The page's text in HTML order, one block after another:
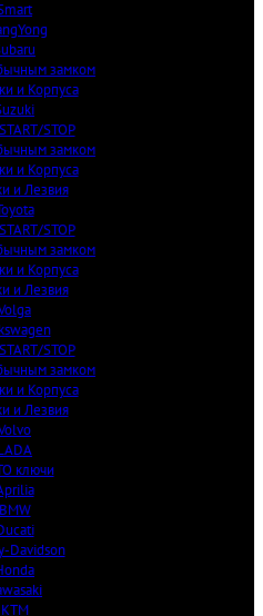
замком
и Корпуса
STOP
замком
и Корпуса
и Лезвия
STOP
замком
и Корпуса
и Лезвия
STOP
замком
и Корпуса
и Лезвия
ключи
BMW
Davidson
KTM